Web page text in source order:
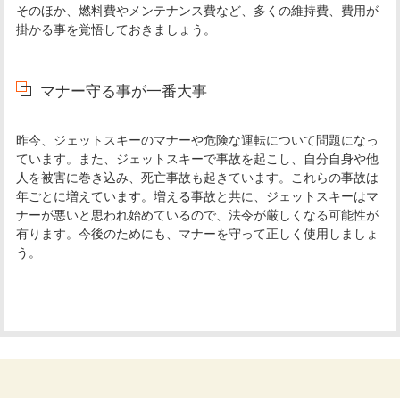
そのほか、燃料費やメンテナンス費など、多くの維持費、費用が
掛かる事を覚悟しておきましょう。
マナー守る事が一番大事
昨今、ジェットスキーのマナーや危険な運転について問題になっ
ています。また、ジェットスキーで事故を起こし、自分自身や他
人を被害に巻き込み、死亡事故も起きています。これらの事故は
年ごとに増えています。増える事故と共に、ジェットスキーはマ
ナーが悪いと思われ始めているので、法令が厳しくなる可能性が
有ります。今後のためにも、マナーを守って正しく使用しましょ
う。